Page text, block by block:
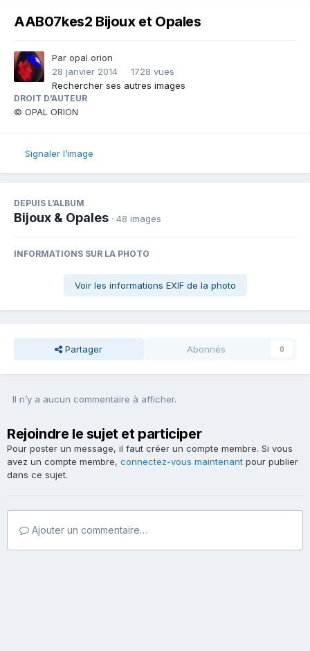
AAB07kes2 Bijoux et Opales
Par opal orion
28 janvier 2014
1728 vues
Rechercher ses autres images
DROIT D’AUTEUR
© OPAL ORION
Signaler l’image
DEPUIS L’ALBUM
Bijoux & Opales · 48 images
INFORMATIONS SUR LA PHOTO
Voir les informations EXIF de la photo
Partager Abonnés 0
Il n’y a aucun commentaire à afficher.
Rejoindre le sujet et participer
Pour poster un message, il faut créer un compte membre. Si vous
avez un compte membre, connectez-vous maintenant pour publier
dans ce sujet.
Ajouter un commentaire…